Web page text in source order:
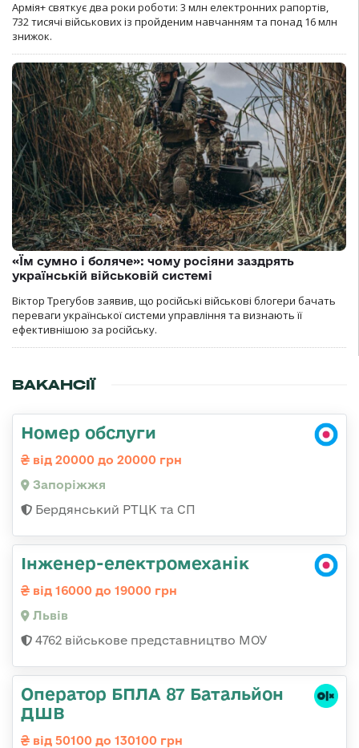
Армія+ святкує два роки роботи: 3 млн електронних рапортів,
732 тисячі військових із пройденим навчанням та понад 16 млн
знижок.
«Їм сумно і боляче»: чому росіяни заздрять
українській військовій системі
Віктор Трегубов заявив, що російські військові блогери бачать
переваги української системи управління та визнають її
ефективнішою за російську.
ВАКАНСІЇ
Номер обслуги
від 20000 до 20000 грн
Запоріжжя
Бердянський РТЦК та СП
Інженер-електромеханік
від 16000 до 19000 грн
Львів
4762 військове представництво МОУ
Оператор БПЛА 87 Батальйон
ДШВ
від 50100 до 130100 грн